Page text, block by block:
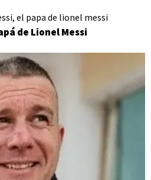
de Lionel Messi